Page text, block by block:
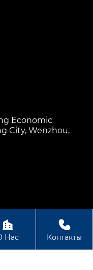
Economic
City, Wenzhou,
Technology

Нас

Контакты